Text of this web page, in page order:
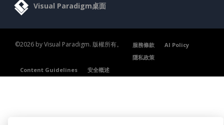
Visual Paradigm桌面
©2026 by Visual Paradigm. 版權所有。 服務條款
AI Policy
隱私政策
Content Guidelines
安全概述